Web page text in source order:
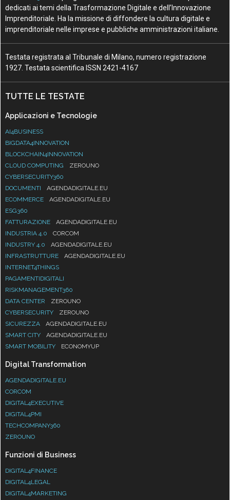
dedicati ai temi della Trasformazione Digitale e dell’Innovazione
Imprenditoriale. Ha la missione di diffondere la cultura digitale e
imprenditoriale nelle imprese e pubbliche amministrazioni italiane.
Testata registrata al Tribunale di Milano, numero registrazione
1927. Testata scientifica ISSN 2421-4167
TUTTE LE TESTATE
Applicazioni e Tecnologie
AI4BUSINESS
BIGDATA4INNOVATION
BLOCKCHAIN4INNOVATION
CLOUD COMPUTING
ZEROUNO
CYBERSECURITY360
DOCUMENTI
AGENDADIGITALE.EU
ECOMMERCE
AGENDADIGITALE.EU
ESG360
FATTURAZIONE
AGENDADIGITALE.EU
INDUSTRIA 4.0
CORCOM
INDUSTRY 4.0
AGENDADIGITALE.EU
INFRASTRUTTURE
AGENDADIGITALE.EU
INTERNET4THINGS
PAGAMENTIDIGITALI
RISKMANAGEMENT360
DATA CENTER
ZEROUNO
CYBERSECURITY
ZEROUNO
SICUREZZA
AGENDADIGITALE.EU
SMART CITY
AGENDADIGITALE.EU
SMART MOBILITY
ECONOMYUP
Digital Transformation
AGENDADIGITALE.EU
CORCOM
DIGITAL4EXECUTIVE
DIGITAL4PMI
TECHCOMPANY360
ZEROUNO
Funzioni di Business
DIGITAL4FINANCE
DIGITAL4LEGAL
DIGITAL4MARKETING